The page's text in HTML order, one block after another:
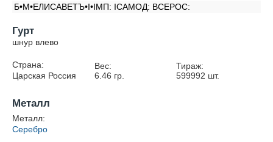
Б•М•ЕЛИСАВЕТЪ•I•IМП: IСАМОД: ВСЕРОС:
Гурт
шнур влево
Страна:
Царская Россия
Вес:
6.46 гр.
Тираж:
599992 шт.
Металл
Металл:
Серебро